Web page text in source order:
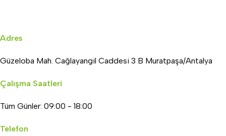
Adres
Güzeloba Mah. Cağlayangil Caddesi 3 B Muratpaşa/Antalya
Çalışma Saatleri
Tüm Günler: 09:00 - 18:00
Telefon